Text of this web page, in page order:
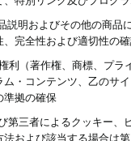
説明およびその他の商
完全性および適切性の
利（著作権、商標、プ
・コンテンツ、乙のサ
準拠の確保
第三者によるクッキー
および該当する場合は